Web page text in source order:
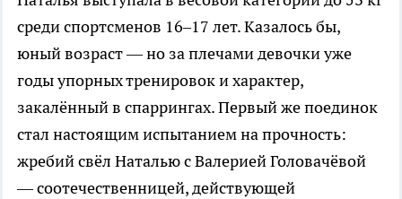
среди спортсменов 16–17 лет. Казалось бы,
юный возраст — но за плечами девочки уже
годы упорных тренировок и характер,
закалённый в спаррингах. Первый же поединок
стал настоящим испытанием на прочность:
жребий свёл Наталью с Валерией Головачёвой
— соотечественницей, действующей